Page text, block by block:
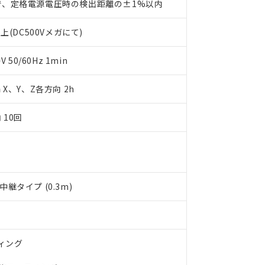
定格電源電圧時の検出距離の±1%以内
(DC500Vメガにて)
50/60Hz 1min
、Y、Z各方向 2h
10回
継タイプ (0.3m)
ング
用者とは、"個人情報の共同利用に関して"
ます。
書（当社基準）
点で非含有を証明するもので、過去に遡って非含有を証明するも
タル酸エステル類４物質の対応では、対応完了までの期間は出
欄に対応日を記載しておりました。
への在庫切替を完了していることから、特段のことがない限り、